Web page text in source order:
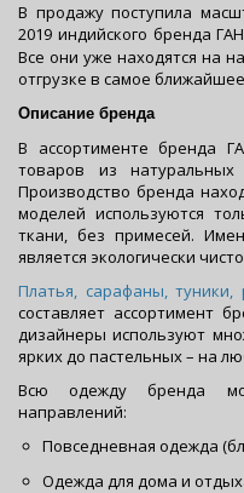
В продажу поступила
2019 индийского бренда
Все они уже находятся на
отгрузке в самое
Описание бренда
В ассортименте бренда
товаров из
Производство бренда
моделей используются
ткани, без примесей.
является экологически
Платья, сарафаны,
составляет ассортимент
дизайнеры используют
ярких до пастельных – на
Всю одежду бренда
направлений:
Повседневная одежда
Одежда для дома и